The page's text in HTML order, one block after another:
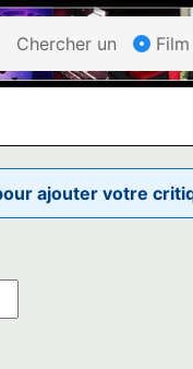
Chercher un Film
ajouter votre